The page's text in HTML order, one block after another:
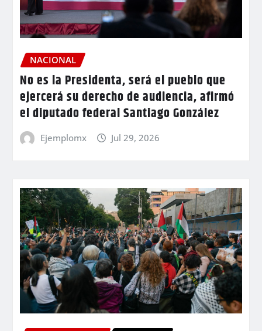
NACIONAL
No es la Presidenta, será el pueblo que
ejercerá su derecho de audiencia, afirmó
el diputado federal Santiago González
Ejemplomx Jul 29, 2026